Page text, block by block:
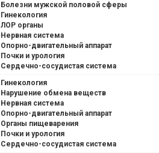
Болезни мужской половой сферы
Гинекология
ЛОР органы
Нервная система
Опорно-двигательный аппарат
Почки и урология
Сердечно-сосудистая система
Гинекология
Нарушение обмена веществ
Нервная система
Опорно-двигательный аппарат
Органы пищеварения
Почки и урология
Сердечно-сосудистая система